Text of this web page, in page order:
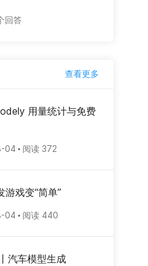
回答
查看更多
用量统计与免费
04 阅读 372
戏变“简单”
04 阅读 440
汽车模型生成